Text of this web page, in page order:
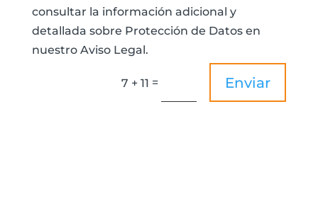
consultar la información adicional y
detallada sobre Protección de Datos en
nuestro Aviso Legal.
7 + 11 = Enviar